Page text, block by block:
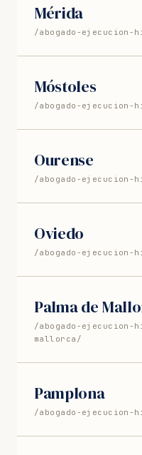
Mérida
/abogado-ejecucion-
Móstoles
/abogado-ejecucion-
Ourense
/abogado-ejecucion-
Oviedo
/abogado-ejecucion-
Palma de
/abogado-ejecucion-
mallorca/
Pamplona
/abogado-ejecucion-